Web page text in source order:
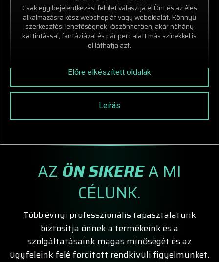
Előre elkészített oldalak
Leírás
Csak egy bejelentkezési felület választja el Önt és az éles
alkalmazásra kész webshopját vagy weboldalát. Könnyű
szerkesztési lehetőségnek köszönhetően, akár néhány
kattintással, fantáziával és pár perc alatt más színekkel is
el láthatja azt.
AZ ÖN SIKEREA MI
CÉLUNK.
Több évnyi professzionális tapasztalatunk
biztosítja önnek a termékeink és a
szolgáltatásaink magas minőségét és az
ügyfeleink felé fordított rendkívüli figyelmünket.